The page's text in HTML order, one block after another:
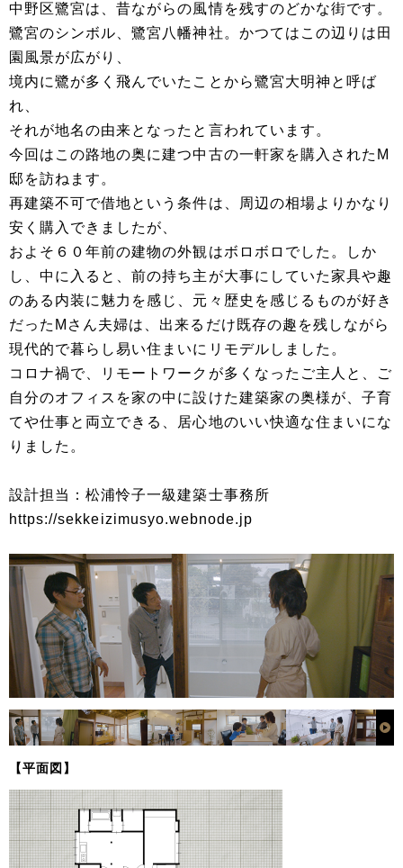
中野区鷺宮は、昔ながらの風情を残すのどかな街です。
鷺宮のシンボル、鷺宮八幡神社。かつてはこの辺りは田
園風景が広がり、
境内に鷺が多く飛んでいたことから鷺宮大明神と呼ば
れ、
それが地名の由来となったと言われています。
今回はこの路地の奥に建つ中古の一軒家を購入されたM
邸を訪ねます。
再建築不可で借地という条件は、周辺の相場よりかなり
安く購入できましたが、
およそ６０年前の建物の外観はボロボロでした。しか
し、中に入ると、前の持ち主が大事にしていた家具や趣
のある内装に魅力を感じ、元々歴史を感じるものが好き
だったMさん夫婦は、出来るだけ既存の趣を残しながら
現代的で暮らし易い住まいにリモデルしました。
コロナ禍で、リモートワークが多くなったご主人と、ご
自分のオフィスを家の中に設けた建築家の奥様が、子育
てや仕事と両立できる、居心地のいい快適な住まいにな
りました。
設計担当：松浦怜子一級建築士事務所
https://sekkeizimusyo.webnode.jp
【平面図】